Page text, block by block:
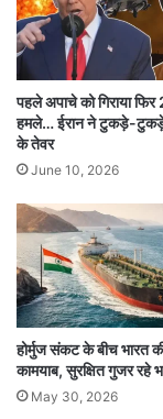
आसपास फोन
सैफ को भर्ती
पहले अपाचे को गिराया फिर
हमले… ईरान ने टुकड़े-टुकड़े
के तेवर
June 10, 2026
होर्मुज संकट के बीच भारत
कामयाब, सुरक्षित गुजर रहे
May 30, 2026